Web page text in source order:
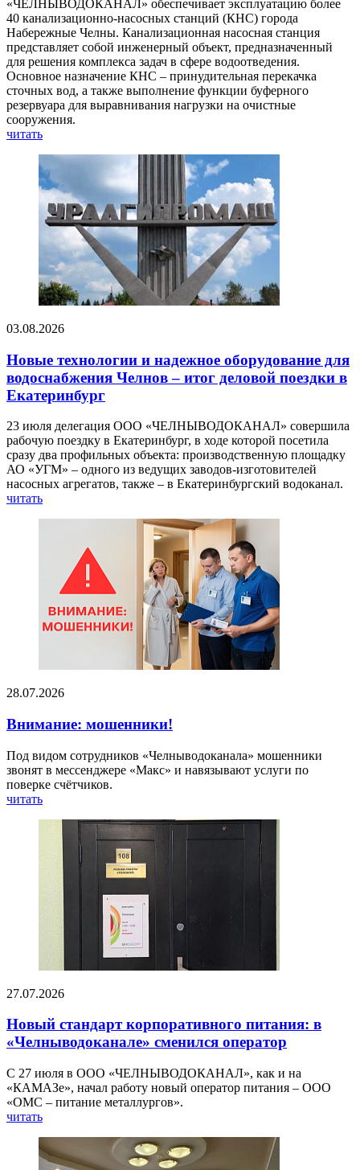
«ЧЕЛНЫВОДОКАНАЛ» обеспечивает эксплуатацию более
40 канализационно-насосных станций (КНС) города
Набережные Челны. Канализационная насосная станция
представляет собой инженерный объект, предназначенный
для решения комплекса задач в сфере водоотведения.
Основное назначение КНС – принудительная перекачка
сточных вод, а также выполнение функции буферного
резервуара для выравнивания нагрузки на очистные
сооружения.
читать
03.08.2026
Новые технологии и надежное оборудование для
водоснабжения Челнов – итог деловой поездки в
Екатеринбург
23 июля делегация ООО «ЧЕЛНЫВОДОКАНАЛ» совершила
рабочую поездку в Екатеринбург, в ходе которой посетила
сразу два профильных объекта: производственную площадку
АО «УГМ» – одного из ведущих заводов-изготовителей
насосных агрегатов, также – в Екатеринбургский водоканал.
читать
28.07.2026
Внимание: мошенники!
Под видом сотрудников «Челныводоканала» мошенники
звонят в мессенджере «Макс» и навязывают услуги по
поверке счётчиков.
читать
27.07.2026
Новый стандарт корпоративного питания: в
«Челныводоканале» сменился оператор
С 27 июля в ООО «ЧЕЛНЫВОДОКАНАЛ», как и на
«КАМАЗе», начал работу новый оператор питания – ООО
«ОМС – питание металлургов».
читать